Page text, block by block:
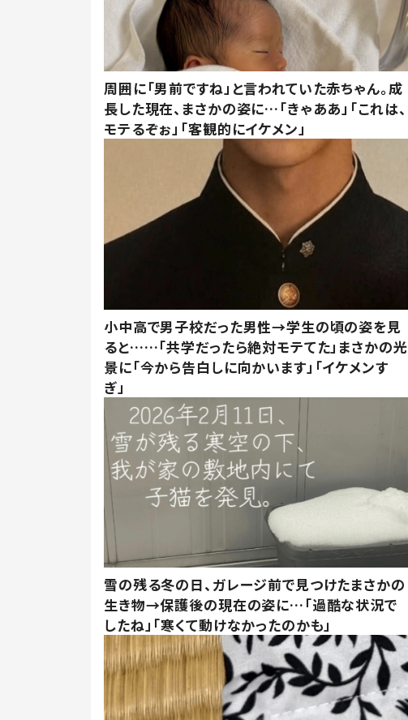
周囲に「男前ですね」と言われていた赤ちゃん。成
長した現在、まさかの姿に…「きゃああ」「これは、
モテるぞぉ」「客観的にイケメン」
小中高で男子校だった男性→学生の頃の姿を見
ると……「共学だったら絶対モテてた」まさかの光
景に「今から告白しに向かいます」「イケメンす
ぎ」
雪の残る冬の日、ガレージ前で見つけたまさかの
生き物→保護後の現在の姿に…「過酷な状況で
したね」「寒くて動けなかったのかも」